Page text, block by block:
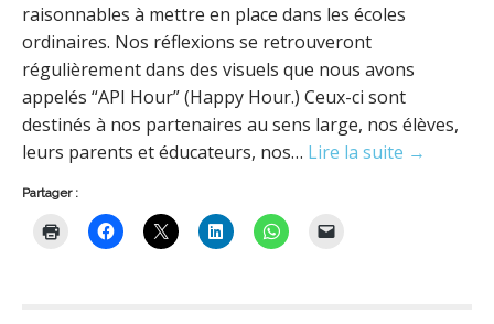
raisonnables à mettre en place dans les écoles
ordinaires. Nos réflexions se retrouveront
régulièrement dans des visuels que nous avons
appelés “API Hour” (Happy Hour.) Ceux-ci sont
destinés à nos partenaires au sens large, nos élèves,
leurs parents et éducateurs, nos… Lire la suite →
Partager :